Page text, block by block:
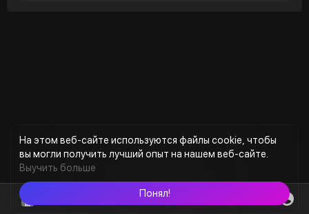
На этом веб-сайте используются файлы cookie, чтобы
вы могли получить лучший опыт на нашем веб-сайте.
Выучить больше
Понял!